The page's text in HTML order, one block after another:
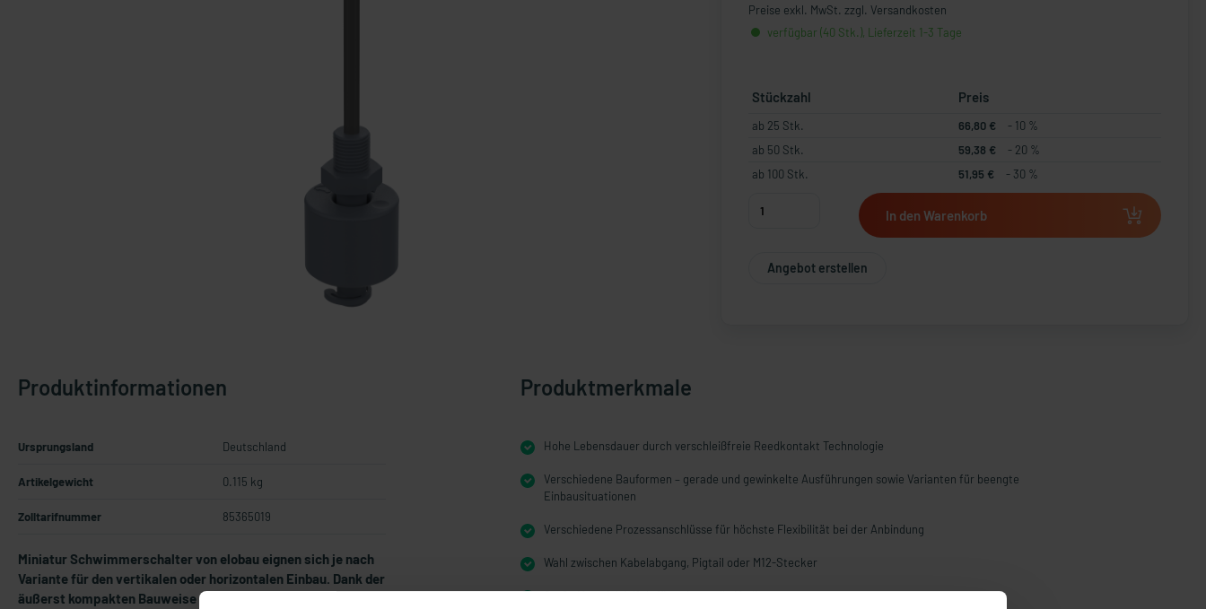
Preise exkl. MwSt. zzgl. Versandkosten
verfügbar (40 Stk.), Lieferzeit 1-3 Tage
Stückzahl Preis
ab 25 Stk. 66,80 €
- 10 %
ab 50 Stk.
59,38 €
- 20 %
ab 100 Stk.
51,95 € - 30 %
In den Warenkorb
Angebot erstellen
Produktinformationen
Ursprungsland Deutschland
Artikelgewicht 0.115 kg
Zolltarifnummer 85365019
Miniatur Schwimmerschalter von elobau eignen sich je nach
Variante für den vertikalen oder horizontalen Einbau. Dank der
äußerst kompakten Bauweise eignen sie sich ideal für den
Produktmerkmale
Hohe Lebensdauer durch verschleißfreie Reedkontakt Technologie
Verschiedene Bauformen – gerade und gewinkelte Ausführungen sowie Varianten für beengte
Einbausituationen
Verschiedene Prozessanschlüsse für höchste Flexibilität bei der Anbindung
Wahl zwischen Kabelabgang, Pigtail oder M12-Stecker
Große Materialvielfalt für nahezu alle Medien